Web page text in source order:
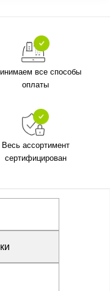
все способы
оплаты
Весь ассортимент
сертифицирован